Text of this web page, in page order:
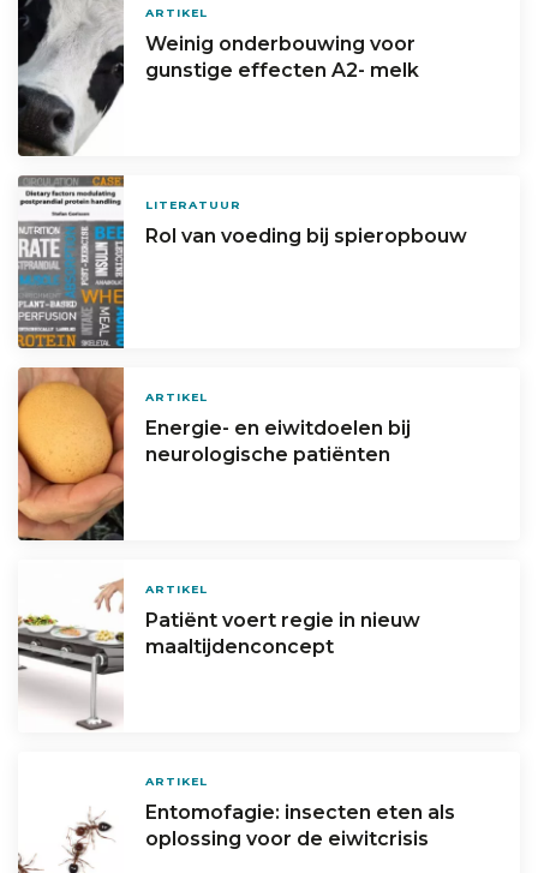
ARTIKEL
Weinig onderbouwing voor
gunstige effecten A2- melk
LITERATUUR
Rol van voeding bij spieropbouw
ARTIKEL
Energie- en eiwitdoelen bij
neurologische patiënten
ARTIKEL
Patiënt voert regie in nieuw
maaltijdenconcept
ARTIKEL
Entomofagie: insecten eten als
oplossing voor de eiwitcrisis